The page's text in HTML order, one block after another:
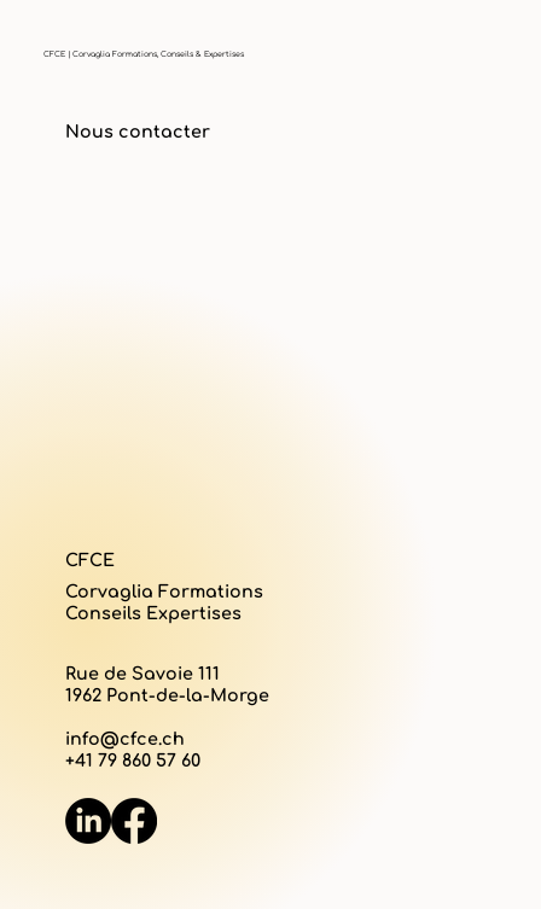
CFCE | Corvaglia Formations, Conseils & Expertises
Nous contacter
CFCE
Corvaglia Formations
Conseils Expertises
Rue de Savoie 111
1962 Pont-de-la-Morge
info@cfce.ch
+41 79 860 57 60